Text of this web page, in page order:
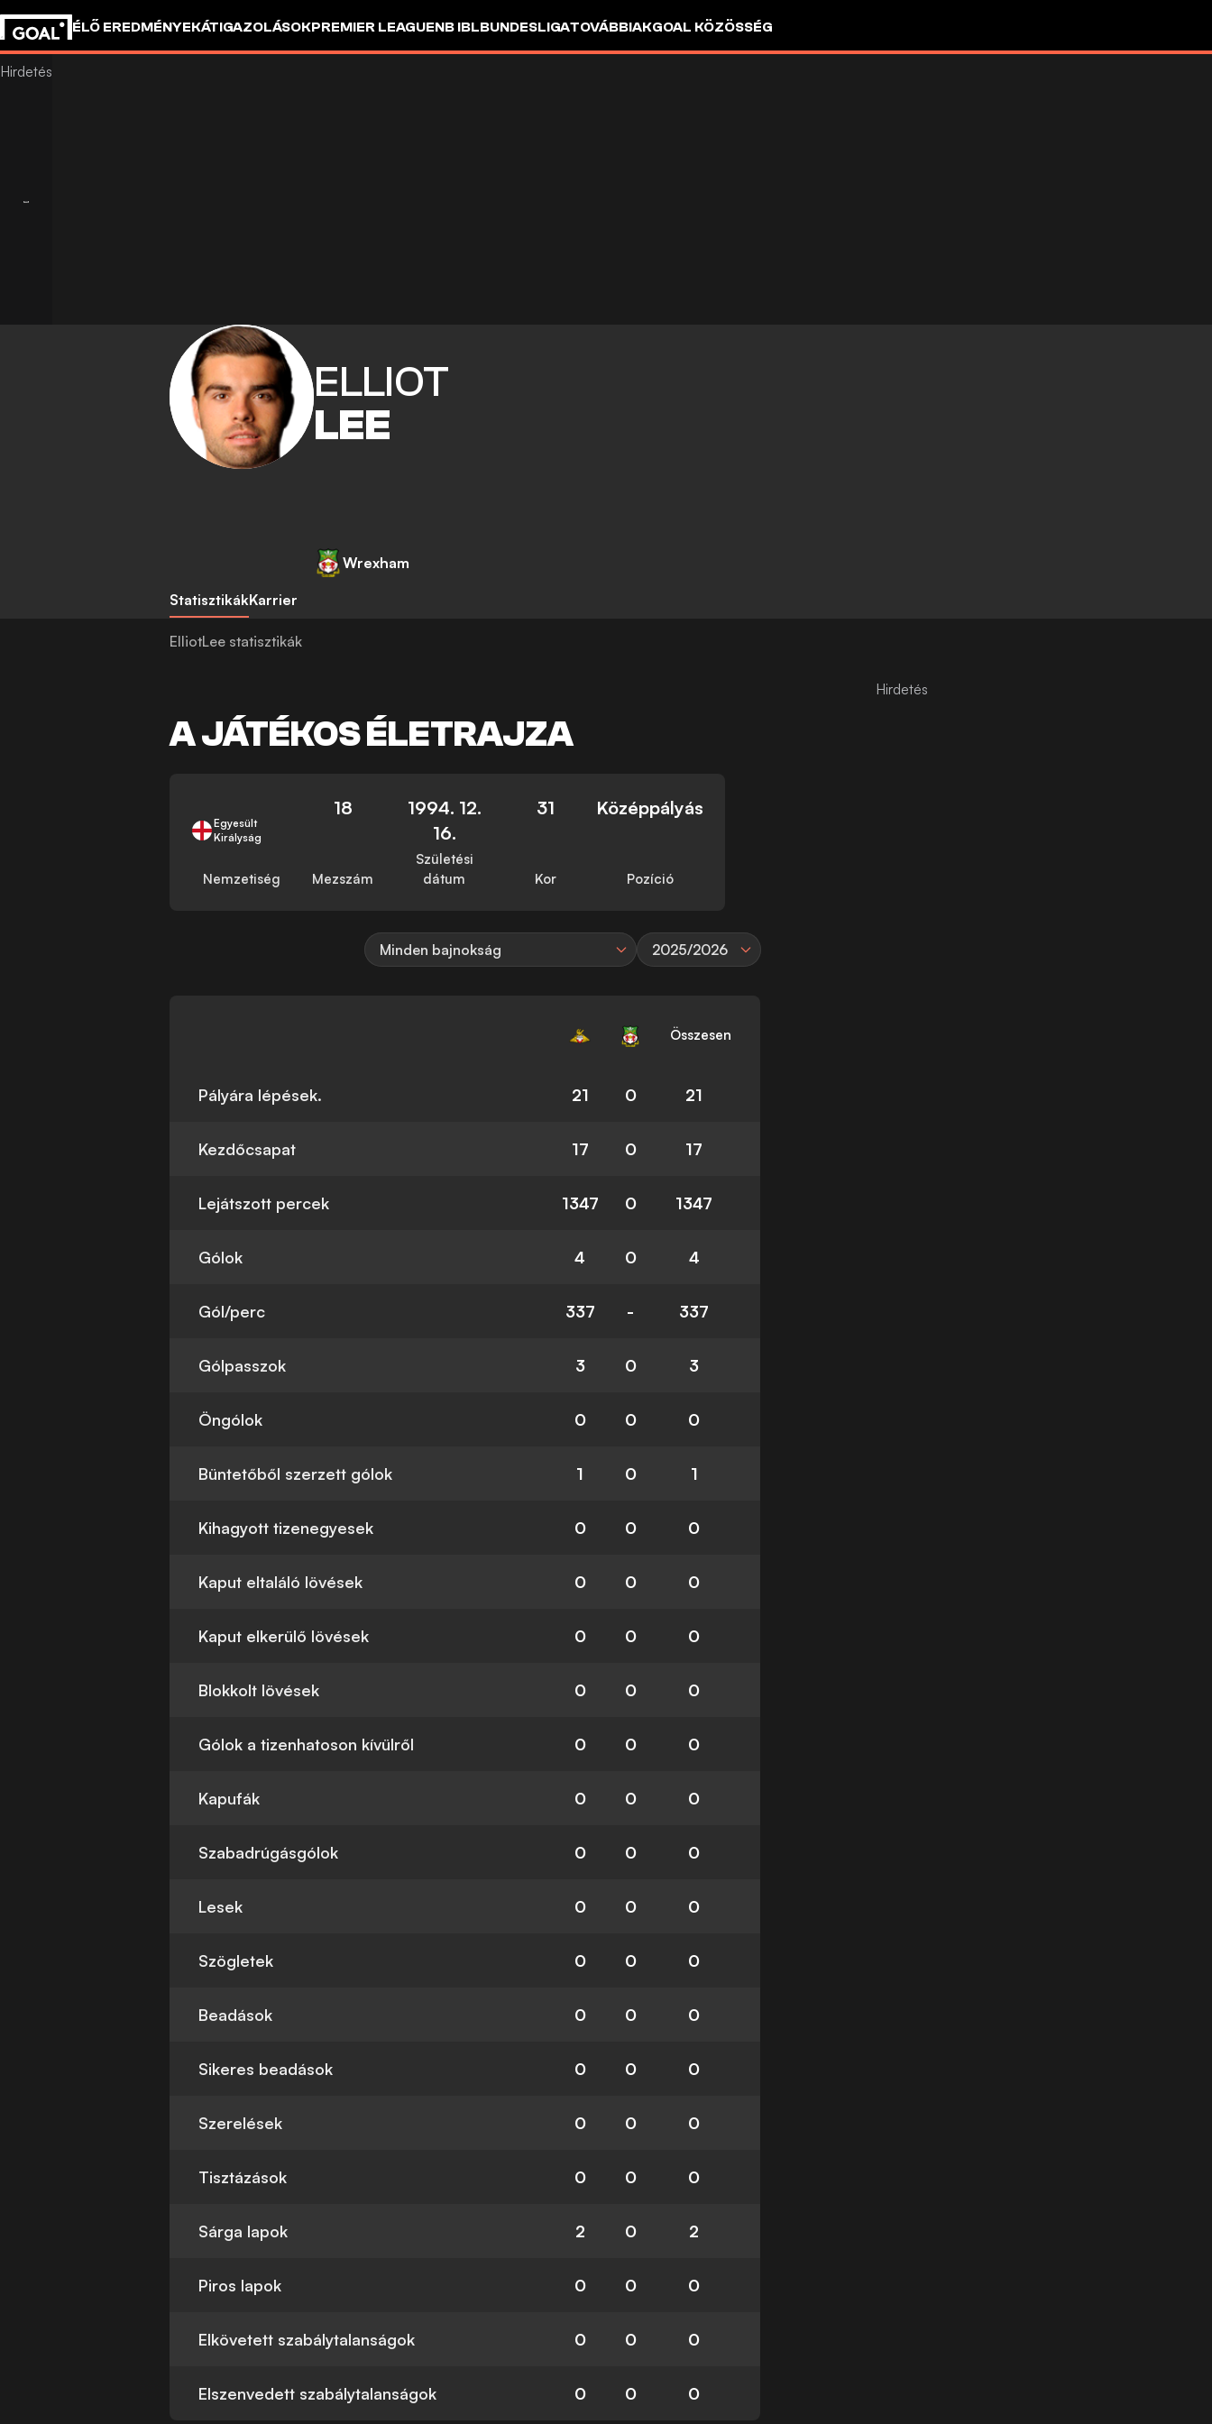
ÉLŐ EREDMÉNYEKÁTIGAZOLÁSOKPREMIER LEAGUENB IBLBUNDESLIGATOVÁBBIAKGOAL KÖZÖSSÉG
ELLIOT
LEE
Wrexham
StatisztikákKarrier
ElliotLee statisztikák
A JÁTÉKOS ÉLETRAJZA
Egyesült
Királyság
Nemzetiség
18
Mezszám
1994. 12.
16.
Születési
dátum
31
Kor
Középpályás
Pozíció
Minden bajnokság 2025/2026
Összesen
Pályára lépések. 21 0 21
Kezdőcsapat 17 0 17
Lejátszott percek 1347 0 1347
Gólok 4 0 4
Gól/perc 337 - 337
Gólpasszok 3 0 3
Öngólok 0 0 0
Büntetőből szerzett gólok 1 0 1
Kihagyott tizenegyesek 0 0 0
Kaput eltaláló lövések 0 0 0
Kaput elkerülő lövések 0 0 0
Blokkolt lövések 0 0 0
Gólok a tizenhatoson kívülről 0 0 0
Kapufák 0 0 0
Szabadrúgásgólok 0 0 0
Lesek 0 0 0
Szögletek 0 0 0
Beadások 0 0 0
Sikeres beadások 0 0 0
Szerelések 0 0 0
Tisztázások 0 0 0
Sárga lapok 2 0 2
Piros lapok 0 0 0
Elkövetett szabálytalanságok 0 0 0
Elszenvedett szabálytalanságok 0 0 0